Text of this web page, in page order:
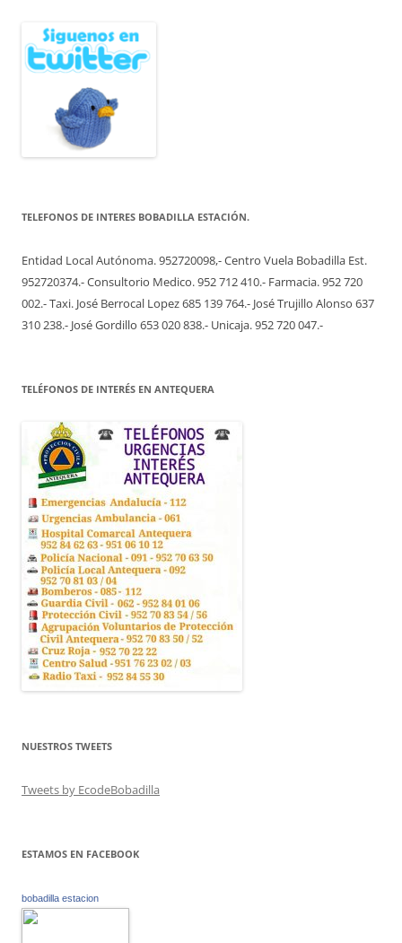
TELEFONOS DE INTERES BOBADILLA ESTACIÓN.
Entidad Local Autónoma. 952720098,- Centro Vuela Bobadilla Est.
952720374.- Consultorio Medico. 952 712 410.- Farmacia. 952 720
002.- Taxi. José Berrocal Lopez 685 139 764.- José Trujillo Alonso 637
310 238.- José Gordillo 653 020 838.- Unicaja. 952 720 047.-
TELÉFONOS DE INTERÉS EN ANTEQUERA
NUESTROS TWEETS
Tweets by EcodeBobadilla
ESTAMOS EN FACEBOOK
bobadilla estacion